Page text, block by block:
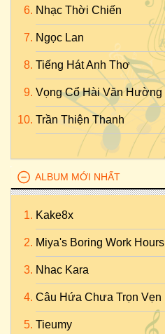
Nhạc Thời Chiến
Ngọc Lan
Tiếng Hát Anh Thơ
Vọng Cổ Hài Văn Hường
Trần Thiện Thanh
ALBUM MỚI NHẤT
Kake8x
Miya's Boring Work Hours
Nhac Kara
Câu Hứa Chưa Trọn Vẹn
Tieumy